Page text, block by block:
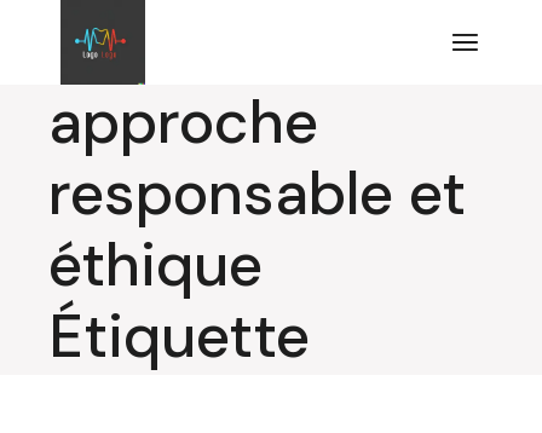
contenu
approche
responsable et
éthique
Étiquette